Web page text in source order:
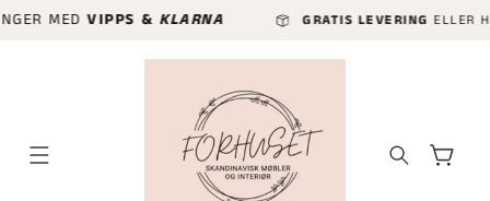
TILVIPPS &KLARNA GRATIS LEVERINGELLER
Handlekurv